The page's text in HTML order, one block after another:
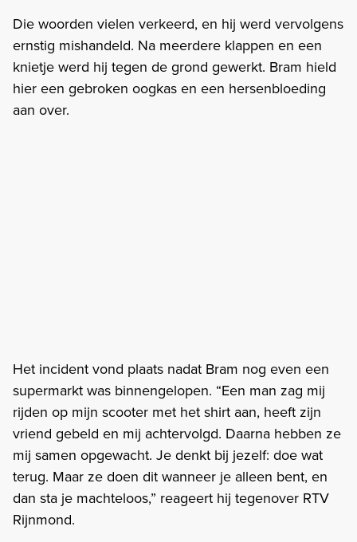
Die woorden vielen verkeerd, en hij werd vervolgens
ernstig mishandeld. Na meerdere klappen en een
knietje werd hij tegen de grond gewerkt. Bram hield
hier een gebroken oogkas en een hersenbloeding
aan over.
Het incident vond plaats nadat Bram nog even een
supermarkt was binnengelopen. “Een man zag mij
rijden op mijn scooter met het shirt aan, heeft zijn
vriend gebeld en mij achtervolgd. Daarna hebben ze
mij samen opgewacht. Je denkt bij jezelf: doe wat
terug. Maar ze doen dit wanneer je alleen bent, en
dan sta je machteloos,” reageert hij tegenover RTV
Rijnmond.